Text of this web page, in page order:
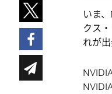
いま
クス
れが